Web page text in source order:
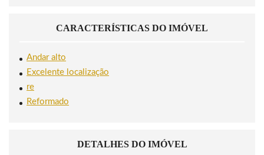
CARACTERÍSTICAS DO IMÓVEL
Andar alto
Excelente localização
re
Reformado
DETALHES DO IMÓVEL